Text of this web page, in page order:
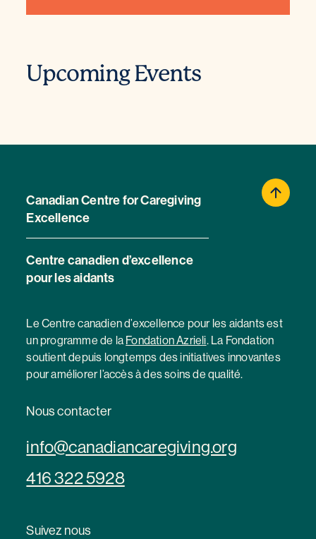
Upcoming Events
Canadian Centre for Caregiving
Excellence
Centre canadien d’excellence
pour les aidants
Le Centre canadien d’excellence pour les aidants est
un programme de la Fondation Azrieli. La Fondation
soutient depuis longtemps des initiatives innovantes
pour améliorer l’accès à des soins de qualité.
Nous contacter
info@canadiancaregiving.org
416 322 5928
Suivez nous